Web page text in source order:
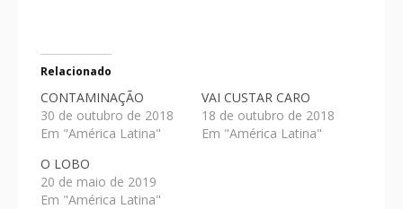
Relacionado
CONTAMINAÇÃO
30 de outubro de 2018
Em "América Latina"
VAI CUSTAR CARO
18 de outubro de 2018
Em "América Latina"
O LOBO
20 de maio de 2019
Em "América Latina"